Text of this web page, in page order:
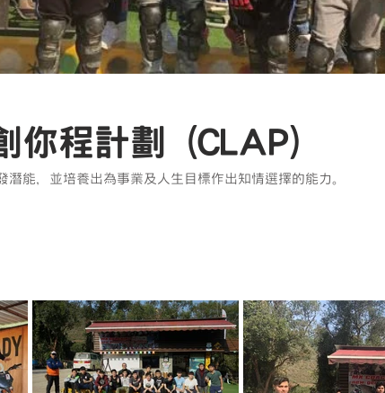
你程計劃 (CLAP)
能，並培養出為事業及人生目標作出知情選擇的能力。